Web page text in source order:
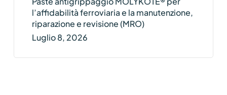
l’affidabilità ferroviaria e la manutenzione,
riparazione e revisione (MRO)
Luglio 8, 2026